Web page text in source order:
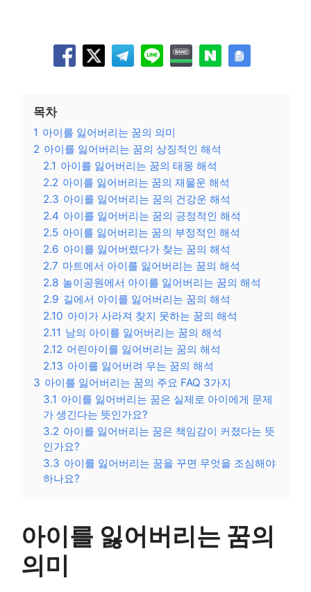
목차
1 아이를 잃어버리는 꿈의 의미
2 아이를 잃어버리는 꿈의 상징적인 해석
2.1 아이를 잃어버리는 꿈의 태몽 해석
2.2 아이를 잃어버리는 꿈의 재물운 해석
2.3 아이를 잃어버리는 꿈의 건강운 해석
2.4 아이를 잃어버리는 꿈의 긍정적인 해석
2.5 아이를 잃어버리는 꿈의 부정적인 해석
2.6 아이를 잃어버렸다가 찾는 꿈의 해석
2.7 마트에서 아이를 잃어버리는 꿈의 해석
2.8 놀이공원에서 아이를 잃어버리는 꿈의 해석
2.9 길에서 아이를 잃어버리는 꿈의 해석
2.10 아이가 사라져 찾지 못하는 꿈의 해석
2.11 남의 아이를 잃어버리는 꿈의 해석
2.12 어린아이를 잃어버리는 꿈의 해석
2.13 아이를 잃어버려 우는 꿈의 해석
3 아이를 잃어버리는 꿈의 주요 FAQ 3가지
3.1 아이를 잃어버리는 꿈은 실제로 아이에게 문제
가 생긴다는 뜻인가요?
3.2 아이를 잃어버리는 꿈은 책임감이 커졌다는 뜻
인가요?
3.3 아이를 잃어버리는 꿈을 꾸면 무엇을 조심해야
하나요?
아이를 잃어버리는 꿈의
의미